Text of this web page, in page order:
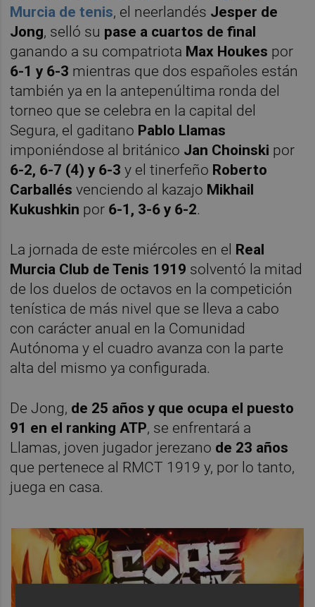
Murcia de tenis, el neerlandés Jesper de
Jong, selló su pase a cuartos de final
ganando a su compatriota Max Houkes por
6-1 y 6-3 mientras que dos españoles están
también ya en la antepenúltima ronda del
torneo que se celebra en la capital del
Segura, el gaditano Pablo Llamas
imponiéndose al británico Jan Choinski por
6-2, 6-7 (4) y 6-3 y el tinerfeño Roberto
Carballés venciendo al kazajo Mikhail
Kukushkin por 6-1, 3-6 y 6-2.
La jornada de este miércoles en el Real
Murcia Club de Tenis 1919 solventó la mitad
de los duelos de octavos en la competición
tenística de más nivel que se lleva a cabo
con carácter anual en la Comunidad
Autónoma y el cuadro avanza con la parte
alta del mismo ya configurada.
De Jong, de 25 años y que ocupa el puesto
91 en el ranking ATP, se enfrentará a
Llamas, joven jugador jerezano de 23 años
que pertenece al RMCT 1919 y, por lo tanto,
juega en casa.